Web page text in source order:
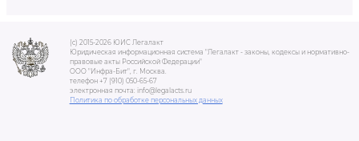
(c) 2015-2026 ЮИС Легалакт
Юридическая информационная система "Легалакт - законы, кодексы и нормативно-
правовые акты Российской Федерации"
ООО "Инфра-Бит", г. Москва.
телефон +7 (910) 050-65-67
электронная почта: info@legalacts.ru
Политика по обработке персональных данных